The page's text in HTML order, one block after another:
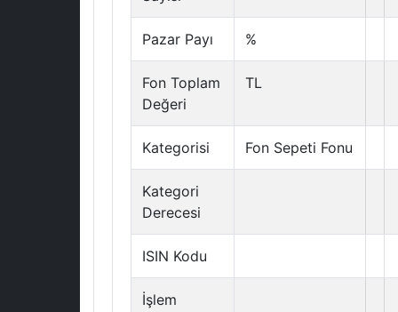
Pazar Payı %
Fon Toplam
Değeri
TL
Kategorisi Fon Sepeti Fonu
Kategori
Derecesi
ISIN Kodu
İşlem